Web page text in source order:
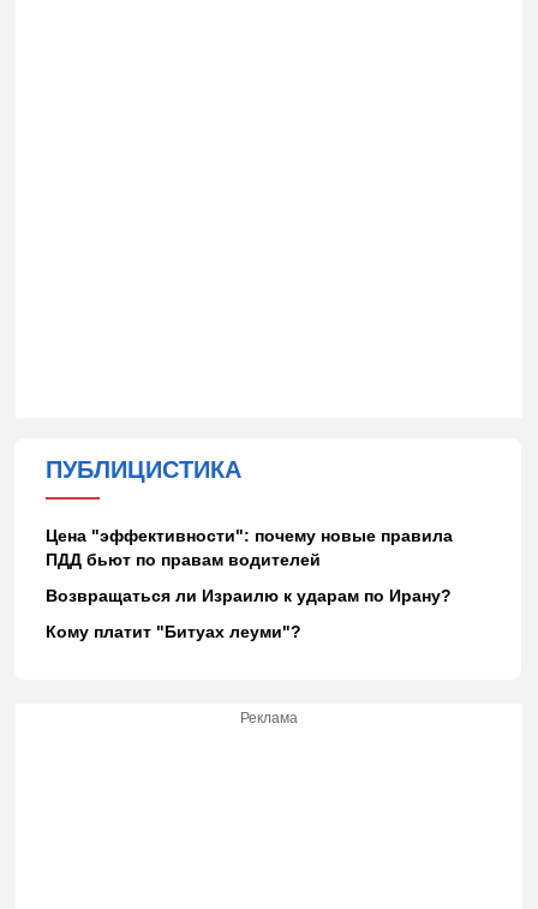
ПУБЛИЦИСТИКА
Цена "эффективности": почему новые правила
ПДД бьют по правам водителей
Возвращаться ли Израилю к ударам по Ирану?
Кому платит "Битуах леуми"?
Реклама